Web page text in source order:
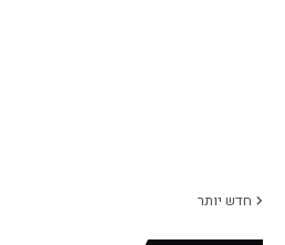
חדש יותר